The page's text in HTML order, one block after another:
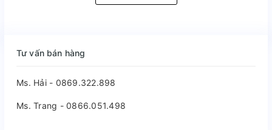
Tư vấn bán hàng
Ms. Hải - 0869.322.898
Ms. Trang - 0866.051.498